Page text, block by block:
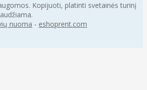
Kopijuoti, platinti svetainės turinį
nuoma - eshoprent.com